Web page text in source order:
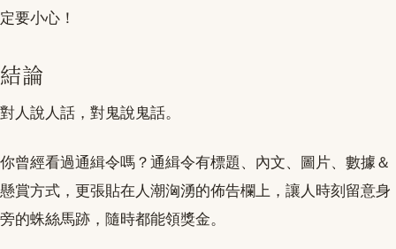
定要小心！
結論
對人說人話，對鬼說鬼話。
你曾經看過通緝令嗎？通緝令有標題、內文、圖片、數據＆
懸賞方式，更張貼在人潮洶湧的佈告欄上，讓人時刻留意身
旁的蛛絲馬跡，隨時都能領獎金。